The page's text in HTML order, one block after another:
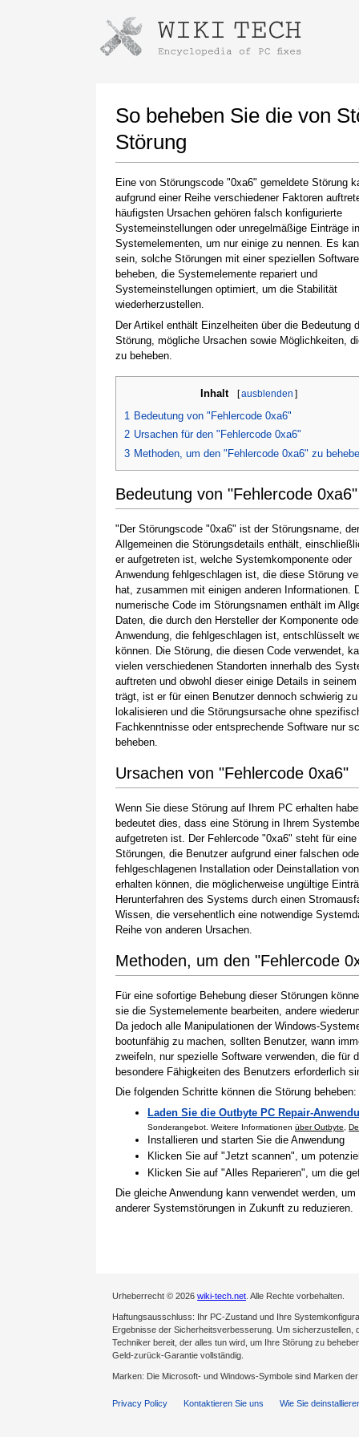
So beheben Sie die von
Störung
Eine von Störungscode "0xa6" gemeldete Störung
aufgrund einer Reihe verschiedener Faktoren
häufigsten Ursachen gehören falsch konfigurierte
Systemeinstellungen oder unregelmäßige Einträge
Systemelementen, um nur einige zu nennen. Es
sein, solche Störungen mit einer speziellen
beheben, die Systemelemente repariert und
Systemeinstellungen optimiert, um die Stabilität
wiederherzustellen.
Der Artikel enthält Einzelheiten über die Bedeutung
Störung, mögliche Ursachen sowie Möglichkeiten,
zu beheben.
Inhalt [ausblenden ]
1 Bedeutung von "Fehlercode 0xa6"
2 Ursachen für den "Fehlercode 0xa6"
3 Methoden, um den "Fehlercode 0xa6" zu
Bedeutung von "Fehlercode 0xa6"
"Der Störungscode "0xa6" ist der Störungsname,
Allgemeinen die Störungsdetails enthält,
er aufgetreten ist, welche Systemkomponente oder
Anwendung fehlgeschlagen ist, die diese Störung
hat, zusammen mit einigen anderen Informationen.
numerische Code im Störungsnamen enthält im
Daten, die durch den Hersteller der Komponente
Anwendung, die fehlgeschlagen ist, entschlüsselt
können. Die Störung, die diesen Code verwendet,
vielen verschiedenen Standorten innerhalb des
auftreten und obwohl dieser einige Details in seinem
trägt, ist er für einen Benutzer dennoch schwierig zu
lokalisieren und die Störungsursache ohne
Fachkenntnisse oder entsprechende Software nur
beheben.
Ursachen von "Fehlercode 0xa6"
Wenn Sie diese Störung auf Ihrem PC erhalten
bedeutet dies, dass eine Störung in Ihrem
aufgetreten ist. Der Fehlercode "0xa6" steht für eine
Störungen, die Benutzer aufgrund einer falschen
fehlgeschlagenen Installation oder Deinstallation
erhalten können, die möglicherweise ungültige
Herunterfahren des Systems durch einen
Wissen, die versehentlich eine notwendige
Reihe von anderen Ursachen.
Methoden, um den "Fehlercode
Für eine sofortige Behebung dieser Störungen
sie die Systemelemente bearbeiten, andere
Da jedoch alle Manipulationen der Windows-
bootunfähig zu machen, sollten Benutzer, wann
zweifeln, nur spezielle Software verwenden, die für
besondere Fähigkeiten des Benutzers erforderlich
Die folgenden Schritte können die Störung beheben:
Laden Sie die Outbyte PC Repair-
Sonderangebot. Weitere Informationen über Outbyte
Installieren und starten Sie die Anwendung
Klicken Sie auf "Jetzt scannen", um
Klicken Sie auf "Alles Reparieren", um die
Die gleiche Anwendung kann verwendet werden,
anderer Systemstörungen in Zukunft zu reduzieren.
Urheberrecht © 2026 wiki-tech.net . Alle Rechte vorbehalten.
Haftungsausschluss: Ihr PC-Zustand und Ihre
Ergebnisse der Sicherheitsverbesserung. Um
Techniker bereit, der alles tun wird, um Ihre Störung zu
Geld-zurück-Garantie vollständig.
Marken: Die Microsoft- und Windows-Symbole sind Marken
Privacy Policy Kontaktieren Sie uns Wie Sie
Anweisungen zum Herunterladen
Klicken Sie nach Abschluss des Downloads auf
den Link zur heruntergeladenen Datei